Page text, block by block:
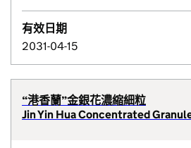
有效日期
2031-04-15
“港香蘭”金銀花濃縮細粒
Jin Yin Hua Concentrated